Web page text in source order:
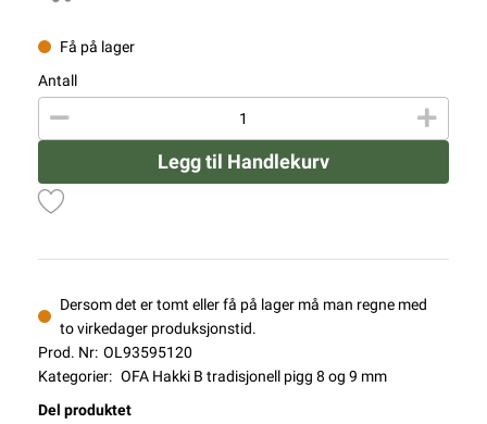
Få på lager
Antall
Legg til Handlekurv
Dersom det er tomt eller få på lager må man regne med
to virkedager produksjonstid.
Prod. Nr: OL93595120
Kategorier: OFA Hakki B tradisjonell pigg 8 og 9 mm
Del produktet